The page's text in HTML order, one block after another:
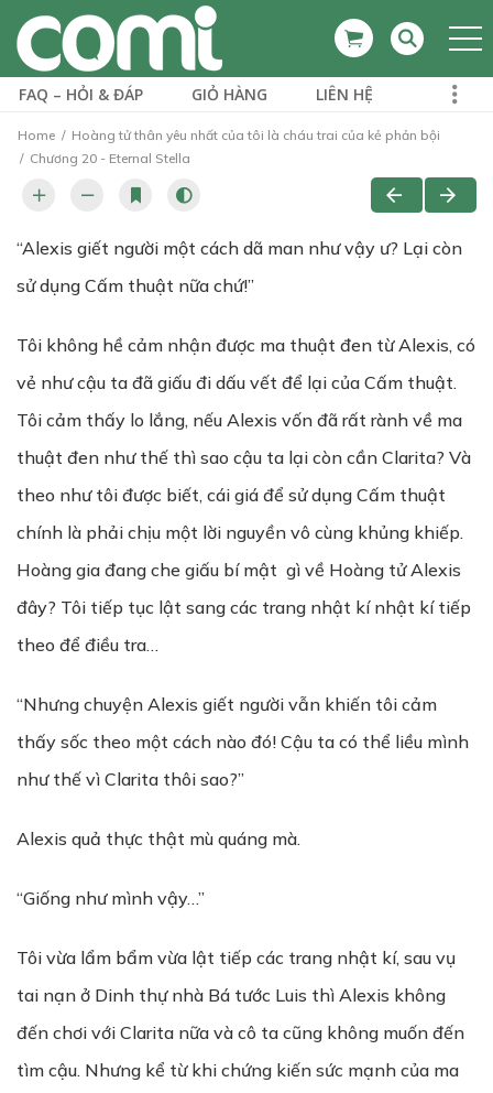
FAQ – HỎI & ĐÁP GIỎ HÀNG LIÊN HỆ
Home
Hoàng tử thân yêu nhất của tôi là cháu trai của kẻ phản bội
Chương 20 - Eternal Stella
“Alexis giết người một cách dã man như vậy ư? Lại còn
sử dụng Cấm thuật nữa chứ!”
Tôi không hề cảm nhận được ma thuật đen từ Alexis, có
vẻ như cậu ta đã giấu đi dấu vết để lại của Cấm thuật.
Tôi cảm thấy lo lắng, nếu Alexis vốn đã rất rành về ma
thuật đen như thế thì sao cậu ta lại còn cần Clarita? Và
theo như tôi được biết, cái giá để sử dụng Cấm thuật
chính là phải chịu một lời nguyền vô cùng khủng khiếp.
Hoàng gia đang che giấu bí mật gì về Hoàng tử Alexis
đây? Tôi tiếp tục lật sang các trang nhật kí nhật kí tiếp
theo để điều tra…
“Nhưng chuyện Alexis giết người vẫn khiến tôi cảm
thấy sốc theo một cách nào đó! Cậu ta có thể liều mình
như thế vì Clarita thôi sao?”
Alexis quả thực thật mù quáng mà.
“Giống như mình vậy…”
Tôi vừa lẩm bẩm vừa lật tiếp các trang nhật kí, sau vụ
tai nạn ở Dinh thự nhà Bá tước Luis thì Alexis không
đến chơi với Clarita nữa và cô ta cũng không muốn đến
tìm cậu. Nhưng kể từ khi chứng kiến sức mạnh của ma